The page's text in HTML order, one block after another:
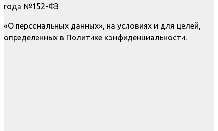
года №152-ФЗ
«О персональных данных», на условиях и для целей,
определенных в Политике конфиденциальности.